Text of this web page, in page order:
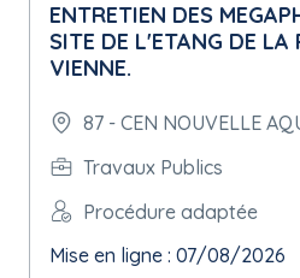
ENTRETIEN DES
SITE DE L'ETANG DE LA
VIENNE.
87 - CEN NOUVELLE
Travaux Publics
Procédure adaptée
Mise en ligne : 07/08/2026